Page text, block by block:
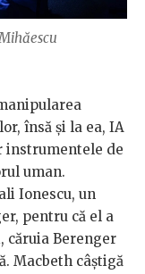
însă și la ea, IA
instrumentele de
uman.
Ionescu, un
pentru că el a
căruia Berenger
Macbeth câștigă